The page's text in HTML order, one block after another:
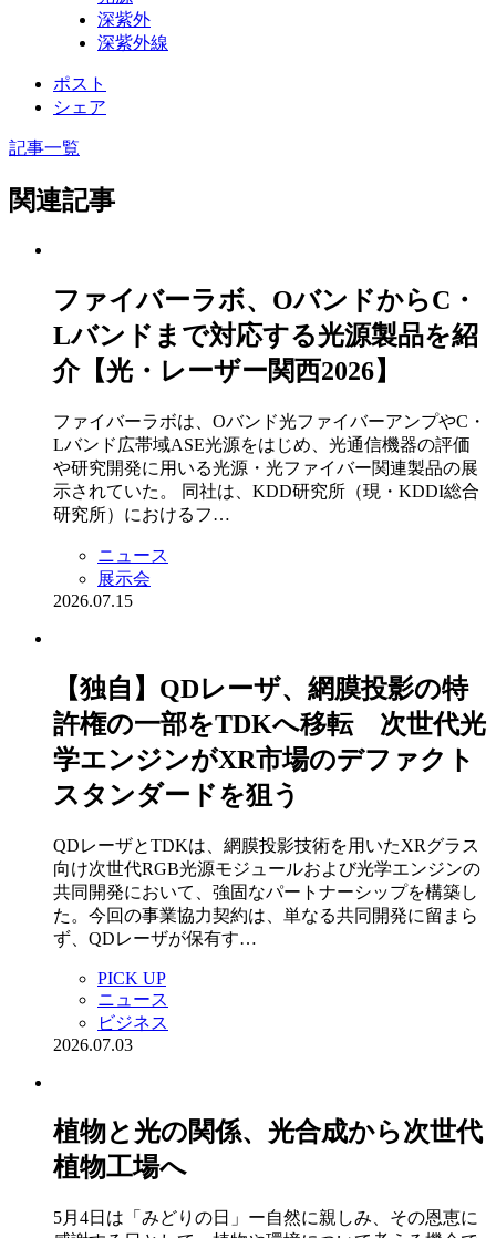
深紫外
深紫外線
ポスト
シェア
記事一覧
関連記事
ファイバーラボ、OバンドからC・
Lバンドまで対応する光源製品を紹
介【光・レーザー関西2026】
ファイバーラボは、Oバンド光ファイバーアンプやC・
Lバンド広帯域ASE光源をはじめ、光通信機器の評価
や研究開発に用いる光源・光ファイバー関連製品の展
示されていた。 同社は、KDD研究所（現・KDDI総合
研究所）におけるフ…
ニュース
展示会
2026.07.15
【独自】QDレーザ、網膜投影の特
許権の一部をTDKへ移転 次世代光
学エンジンがXR市場のデファクト
スタンダードを狙う
QDレーザとTDKは、網膜投影技術を用いたXRグラス
向け次世代RGB光源モジュールおよび光学エンジンの
共同開発において、強固なパートナーシップを構築し
た。今回の事業協力契約は、単なる共同開発に留まら
ず、QDレーザが保有す…
PICK UP
ニュース
ビジネス
2026.07.03
植物と光の関係、光合成から次世代
植物工場へ
5月4日は「みどりの日」ー自然に親しみ、その恩恵に